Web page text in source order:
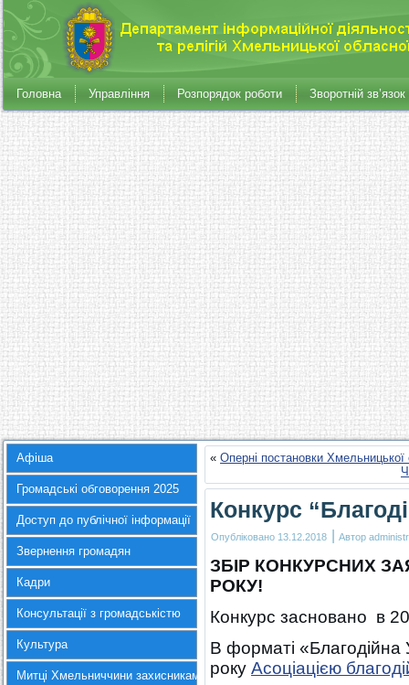
Головна Управління Розпорядок роботи Зворотній зв’язок
Афіша
Громадські обговорення 2025
Доступ до публічної інформації
Звернення громадян
Кадри
Консультації з громадськістю
Культура
Митці Хмельниччини захисникам України
« Оперні постановки Хмельницької
Конкурс
Опубліковано 13.12.2018 | Автор
ЗБІР КОНКУРСНИХ
РОКУ!
Конкурс засновано в
В форматі «Благодійна
року Асоціацією